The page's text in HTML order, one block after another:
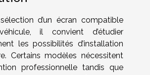
d’un écran compatible
il convient d’étudier
les possibilités d’installation
Certains modèles nécessitent
professionnelle tandis que